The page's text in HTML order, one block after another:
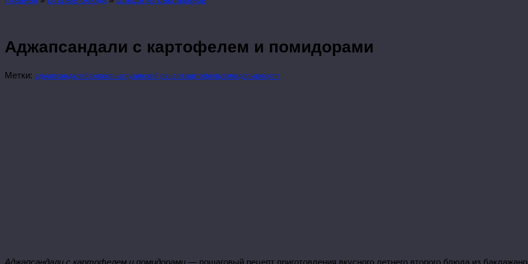
Аджапсандали с картофелем и помидорами
Метки: аджапсандалибаклажаныгрузинский рецепткартофельпомидорырецепт
Аджапсандали с картофелем и помидорами — пошаговый рецепт приготовления вкусного летнего второго блюда из